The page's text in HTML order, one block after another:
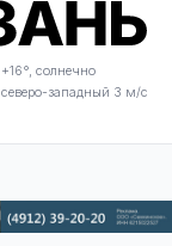
+16°, солнечно
северо-западный 3 м/с